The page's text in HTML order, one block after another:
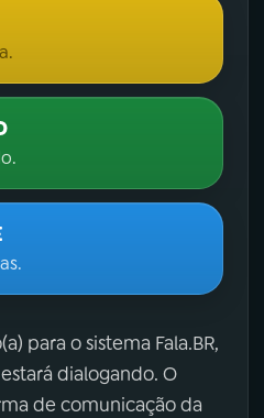
para o sistema Fala.BR,
dialogando. O
de comunicação da